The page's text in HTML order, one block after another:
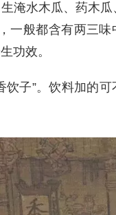
淹水木瓜、药木
一般都含有两三
功效。
饮子”。饮料加的可